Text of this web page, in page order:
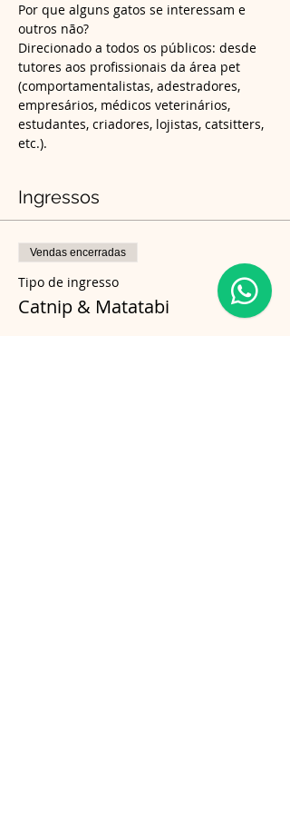
Por que alguns gatos se interessam e
outros não?
Direcionado a todos os públicos: desde
tutores aos profissionais da área pet
(comportamentalistas, adestradores,
empresários, médicos veterinários,
estudantes, criadores, lojistas, catsitters,
etc.).
Ingressos
Vendas encerradas
Tipo de ingresso
Catnip & Matatabi